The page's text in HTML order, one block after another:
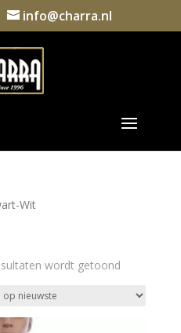
info@charra.nl
Wit
wordt getoondGesorteerd
nieuwste